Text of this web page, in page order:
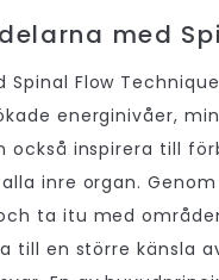
med
Spinal Flow
energinivåer,
också inspirera till
inre organ.
ta itu med
till en större känsla